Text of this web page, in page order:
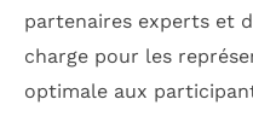
partenaires experts et
charge pour les
optimale aux